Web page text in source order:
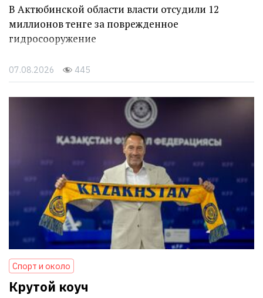
В Актюбинской области власти отсудили 12
миллионов тенге за поврежденное
гидросооружение
07.08.2026 445
Спорт и около
Крутой коуч